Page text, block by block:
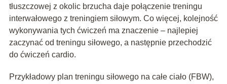
tłuszczowej z okolic brzucha daje połączenie treningu
interwałowego z treningiem siłowym. Co więcej, kolejność
wykonywania tych ćwiczeń ma znaczenie – najlepiej
zaczynać od treningu siłowego, a następnie przechodzić
do ćwiczeń cardio.
Przykładowy plan treningu siłowego na całe ciało (FBW),